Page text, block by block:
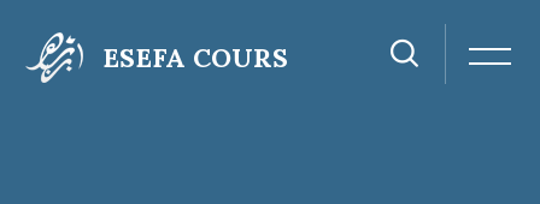
ESEFA COURS